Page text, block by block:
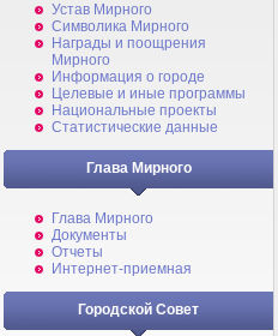
Устав Мирного
Символика Мирного
Награды и поощрения
Мирного
Информация о городе
Целевые и иные программы
Национальные проекты
Статистические данные
Глава Мирного
Глава Мирного
Документы
Отчеты
Интернет-приемная
Городской Совет